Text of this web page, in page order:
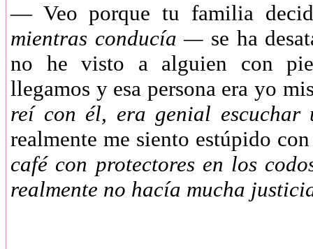
— Veo porque tu familia
mientras conducía — se ha
no he visto a alguien con
llegamos y esa persona era yo
reí con él, era genial escuchar
realmente me siento estúpido
café con protectores en los
realmente no hacía mucha